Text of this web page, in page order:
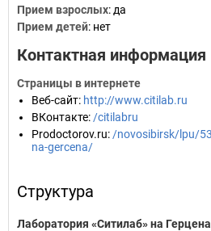
Прием взрослых: да
Прием детей: нет
Контактная информация
Страницы в интернете
Веб-сайт: http://www.citilab.ru
ВКонтакте: /citilabru
Prodoctorov.ru: /novosibirsk/lpu/
na-gercena/
Структура
Лаборатория «Ситилаб» на Герцена